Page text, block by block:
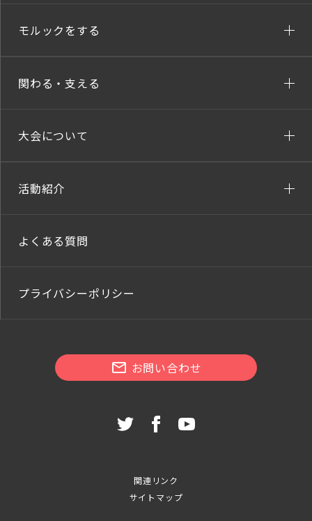
モルックをする
関わる・支える
大会について
活動紹介
よくある質問
プライバシーポリシー
お問い合わせ
関連リンク
サイトマップ